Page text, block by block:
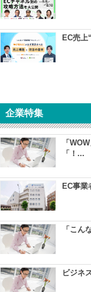
EC売上
企業特集
「
「！...
EC事業
「こん
ビジネ